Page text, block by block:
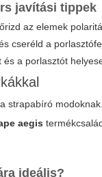
javítási tippek
az elemek
cseréld a
a porlasztót
strapabíró
aegis
ideális?